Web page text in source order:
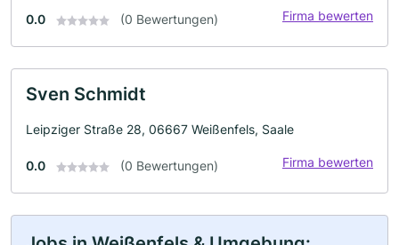
0.0 (0 Bewertungen) Firma bewerten
Sven Schmidt
Leipziger Straße 28, 06667 Weißenfels, Saale
0.0 (0 Bewertungen) Firma bewerten